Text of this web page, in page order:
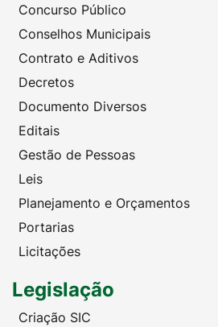
Concurso Público
Conselhos Municipais
Contrato e Aditivos
Decretos
Documento Diversos
Editais
Gestão de Pessoas
Leis
Planejamento e Orçamentos
Portarias
Licitações
Legislação
Criação SIC